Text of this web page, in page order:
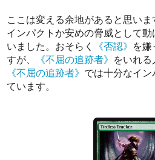
ここは変える余地があると思い
インパクトか安めの脅威として
いました。おそらく
《否認》 を
すが、
《不屈の追跡者》 をいれる
《不屈の追跡者》 では十分なイン
ています。